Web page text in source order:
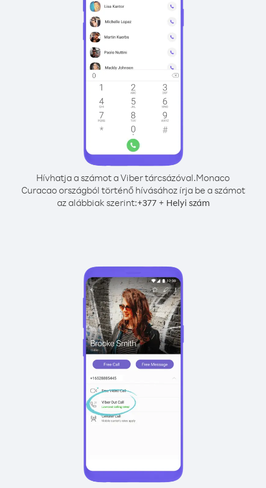
Hívhatja a számot a Viber tárcsázóval.Monaco
Curacao országból történő hívásához írja be a számot
az alábbiak szerint:+377+ Helyi szám